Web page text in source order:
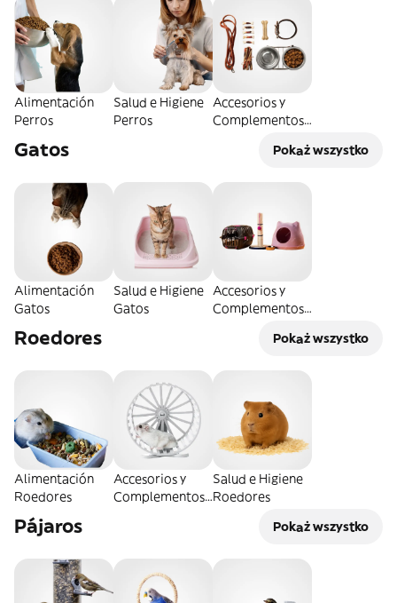
Alimentación
Perros
Salud e Higiene
Perros
Accesorios y
Complementos
Gatos Pokaż wszystko
Alimentación
Gatos
Salud e Higiene
Gatos
Accesorios y
Complementos
Roedores Pokaż wszystko
Alimentación
Roedores
Accesorios y
Complementos
Salud e Higiene
Roedores
Pájaros Pokaż wszystko